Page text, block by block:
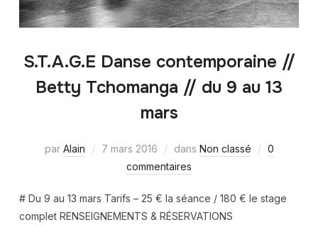
S.T.A.G.E Danse contemporaine //
Betty Tchomanga // du 9 au 13
mars
par Alain 7 mars 2016 dans Non classé
0
commentaires
# Du 9 au 13 mars Tarifs – 25 € la séance / 180 € le stage
complet RENSEIGNEMENTS & RÉSERVATIONS